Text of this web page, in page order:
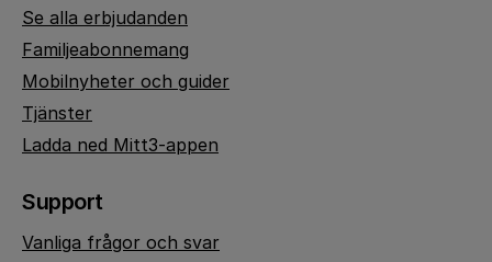
Se alla erbjudanden
Familjeabonnemang
Mobilnyheter och guider
Tjänster
Ladda ned Mitt3-appen
Support
Vanliga frågor och svar